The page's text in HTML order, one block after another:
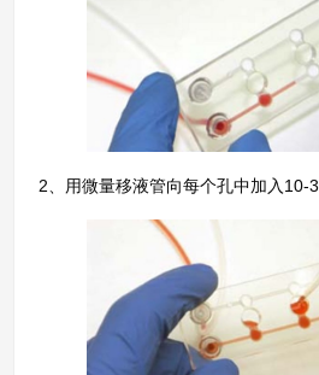
2、用微量移液管向每个孔中加入10-